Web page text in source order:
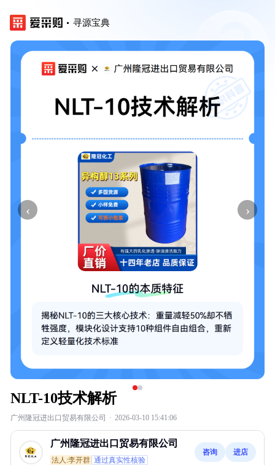
寻源宝典
‹ ›
NLT-10技术解析
广州隆冠进出口贸易有限公司 · 2026-03-10 15:41:06
广州隆冠进出口贸易有限公司
法人:李开群 通过真实性核验
咨询 进店